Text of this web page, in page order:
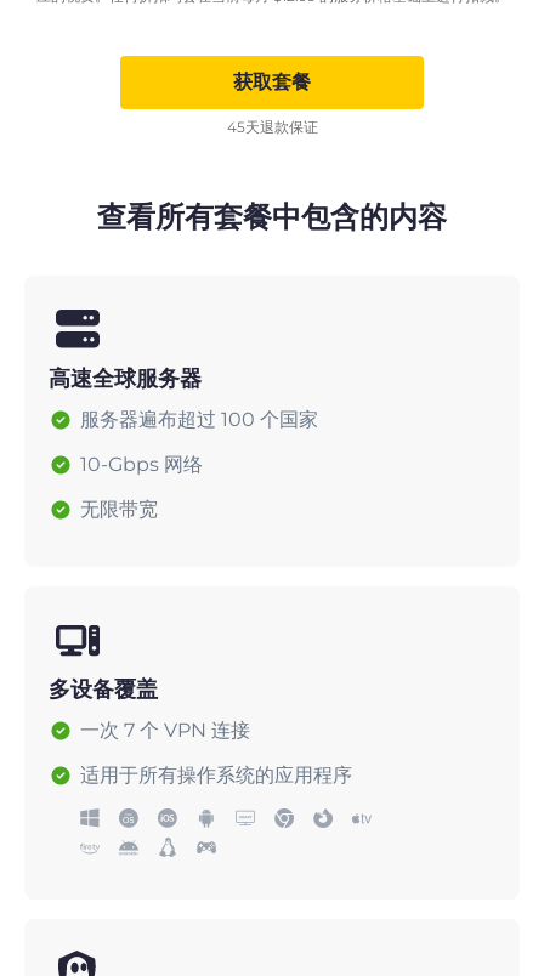
获取套餐
45天退款保证
查看所有套餐中包含的内容
高速全球服务器
服务器遍布超过 100 个国家
10-Gbps 网络
无限带宽
多设备覆盖
一次 7 个 VPN 连接
适用于所有操作系统的应用程序